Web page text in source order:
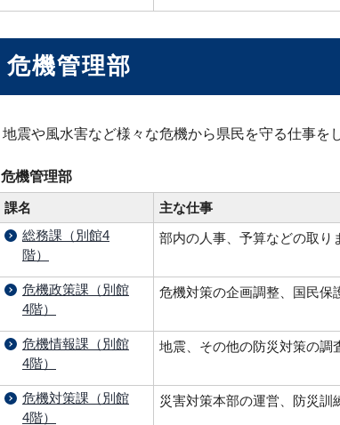
危機管理部
地震や風水害など様々な危機から県民を守る仕事を
危機管理部
課名 主な仕事
総務課（別館4
階）
部内の人事、予算などの取り
危機政策課（別館
4階）
危機対策の企画調整、国民保
危機情報課（別館
4階）
地震、その他の防災対策の調
危機対策課（別館
4階）
災害対策本部の運営、防災訓